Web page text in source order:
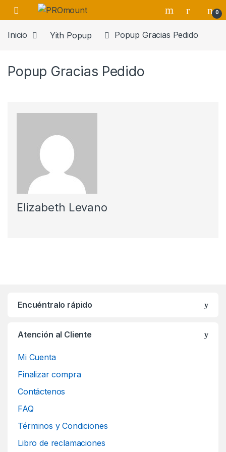
Saltar a navegación
saltar al contenido
0
Inicio Yith Popup Popup Gracias Pedido
Popup Gracias Pedido
Elizabeth Levano
Encuéntralo rápido
Atención al Cliente
Mi Cuenta
Finalizar compra
Contáctenos
FAQ
Términos y Condiciones
Libro de reclamaciones